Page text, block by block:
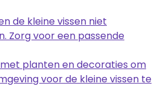
de kleine vissen niet
Zorg voor een passende
planten en decoraties om
voor de kleine vissen te